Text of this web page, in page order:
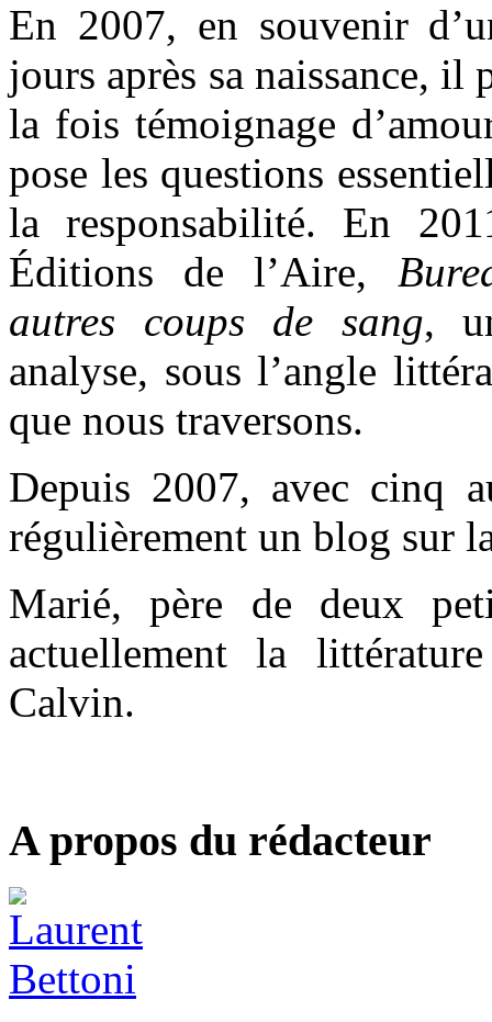
En 2007, en souvenir
jours après sa naissance, il
la fois témoignage
pose les questions
la responsabilité. En
Éditions de l’Aire,
autres coups de sang,
analyse, sous l’angle
que nous traversons.
Depuis 2007, avec cinq
régulièrement un blog sur
Marié, père de deux
actuellement la
Calvin.
A propos du rédacteur